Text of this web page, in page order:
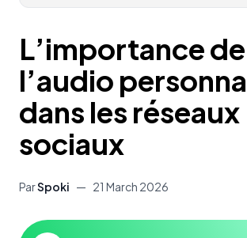
L’importance de
l’audio
dans les réseaux
sociaux
ParSpoki — 21 March 2026